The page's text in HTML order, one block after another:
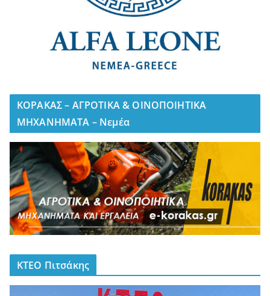
ΚΟΡΑΚΑΣ – ΑΓΡΟΤΙΚΑ & ΟΙΝΟΠΟΙΗΤΙΚΑ
ΜΗΧΑΝΗΜΑΤΑ – Νεμέα
ΚΤΕΟ Πιτσάκης